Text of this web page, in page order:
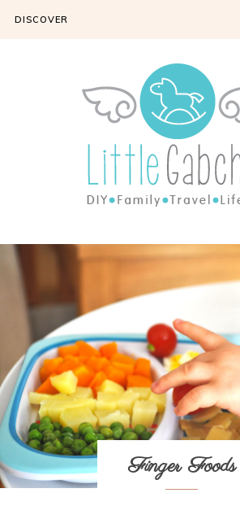
DISCOVER
Finger Foods